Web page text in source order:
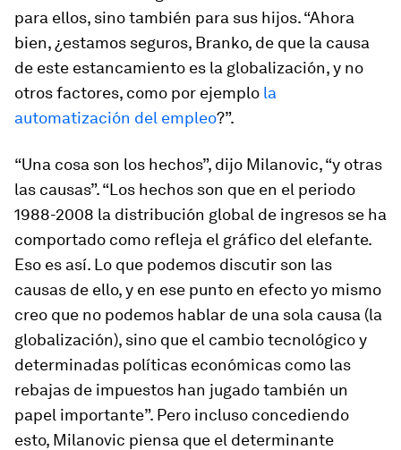
para ellos, sino también para sus hijos. “Ahora
bien, ¿estamos seguros, Branko, de que la causa
de este estancamiento es la globalización, y no
otros factores, como por ejemplo la
automatización del empleo?”.
“Una cosa son los hechos”, dijo Milanovic, “y otras
las causas”. “Los hechos son que en el periodo
1988-2008 la distribución global de ingresos se ha
comportado como refleja el gráfico del elefante.
Eso es así. Lo que podemos discutir son las
causas de ello, y en ese punto en efecto yo mismo
creo que no podemos hablar de una sola causa (la
globalización), sino que el cambio tecnológico y
determinadas políticas económicas como las
rebajas de impuestos han jugado también un
papel importante”. Pero incluso concediendo
esto, Milanovic piensa que el determinante